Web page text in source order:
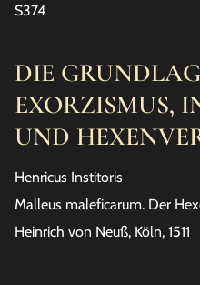
S374
DIE
EXORZISMUS,
UND
Henricus Institoris
Malleus maleficarum. Der
Heinrich von Neuß, Köln, 1511